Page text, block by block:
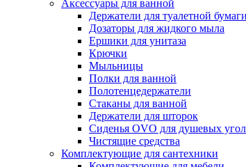
Аксессуары для ванной
Держатели для туалетной бумаги
Дозаторы для жидкого мыла
Ершики для унитаза
Крючки
Мыльницы
Полки для ванной
Полотенцедержатели
Стаканы для ванной
Держатели для шторок
Сиденья OVO для душевых
Чистящие средства
Комплектующие для сантехники